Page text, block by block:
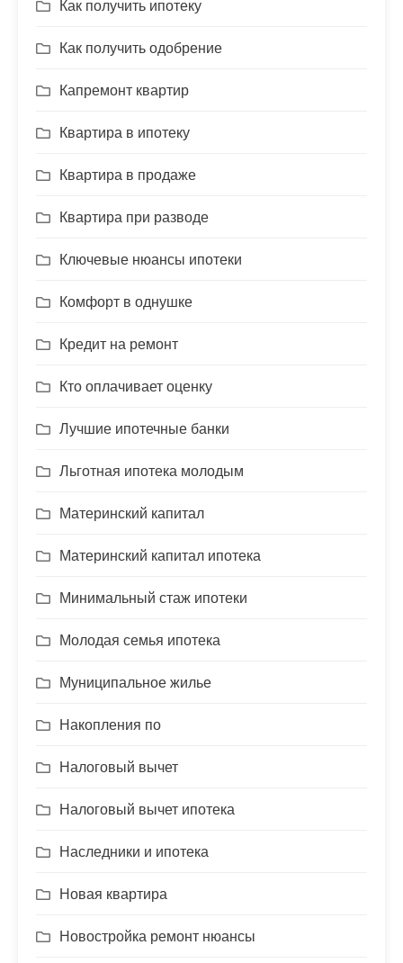
Как получить ипотеку
Как получить одобрение
Капремонт квартир
Квартира в ипотеку
Квартира в продаже
Квартира при разводе
Ключевые нюансы ипотеки
Комфорт в однушке
Кредит на ремонт
Кто оплачивает оценку
Лучшие ипотечные банки
Льготная ипотека молодым
Материнский капитал
Материнский капитал ипотека
Минимальный стаж ипотеки
Молодая семья ипотека
Муниципальное жилье
Накопления по
Налоговый вычет
Налоговый вычет ипотека
Наследники и ипотека
Новая квартира
Новостройка ремонт нюансы